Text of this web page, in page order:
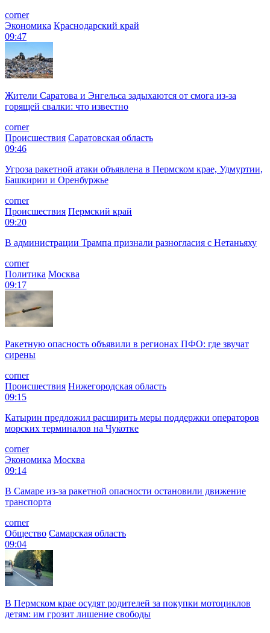
corner
Экономика Краснодарский край
09:47
Жители Саратова и Энгельса задыхаются от смога из-за
горящей свалки: что известно
corner
Происшествия Саратовская область
09:46
Угроза ракетной атаки объявлена в Пермском крае, Удмуртии,
Башкирии и Оренбуржье
corner
Происшествия Пермский край
09:20
В администрации Трампа признали разногласия с Нетаньяху
corner
Политика Москва
09:17
Ракетную опасность объявили в регионах ПФО: где звучат
сирены
corner
Происшествия Нижегородская область
09:15
Катырин предложил расширить меры поддержки операторов
морских терминалов на Чукотке
corner
Экономика Москва
09:14
В Самаре из-за ракетной опасности остановили движение
транспорта
corner
Общество Самарская область
09:04
В Пермском крае осудят родителей за покупки мотоциклов
детям: им грозит лишение свободы